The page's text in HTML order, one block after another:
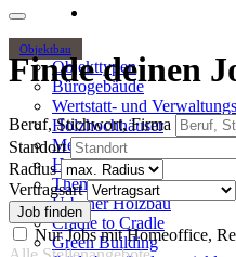
Objektbau
Objekttypen
Bürogebäude
Wertstatt- und
Holzhochhäuser
Mehrgeschossiger
Hallenbau
Themen
Urbaner Holzbau
Cradle to Cradle
Green Building
Finde deinen
Beruf, Stichwort, Firma
Standort
Radius
Vertragsart
Nur Jobs mit Homeoffice,